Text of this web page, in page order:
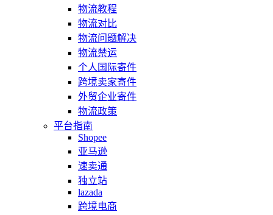
物流教程
物流对比
物流问题解决
物流禁运
个人国际寄件
跨境卖家寄件
外贸企业寄件
物流政策
平台指南
Shopee
亚马逊
速卖通
独立站
lazada
跨境电商